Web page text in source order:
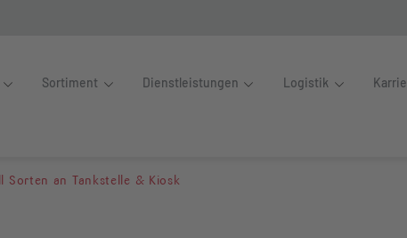
Sortiment Dienstleistungen Logistik
Bull Sorten an
Sorten an Tankstelle & Kiosk